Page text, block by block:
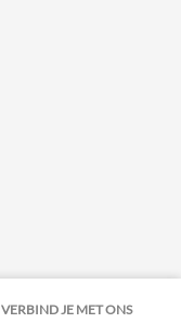
VERBIND JE MET ONS